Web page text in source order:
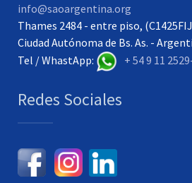
info@saoargentina.org
Thames 2484 - entre piso,
Ciudad Autónoma de Bs. As. -
Tel / WhastApp:
+ 54 9 11
Redes Sociales